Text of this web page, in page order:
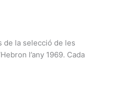
de la selecció de les
l’any 1969. Cada